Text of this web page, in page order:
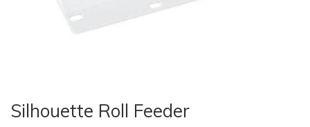
Silhouette Roll Feeder